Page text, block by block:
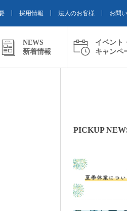
採用情報 法人のお客様 お問
NEWS
新着情報
イベント
キャンペ
PICKUP